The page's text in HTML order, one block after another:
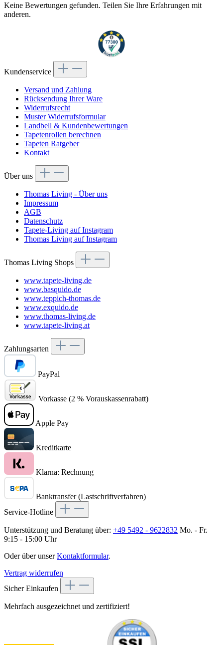
Keine Bewertungen gefunden. Teilen Sie Ihre Erfahrungen mit
anderen.
Kundenservice
Versand und Zahlung
Rücksendung Ihrer Ware
Widerrufsrecht
Muster Widerrufsformular
Landbell & Kundenbewertungen
Tapetenrollen berechnen
Tapeten Ratgeber
Kontakt
Über uns
Thomas Living - Über uns
Impressum
AGB
Datenschutz
Tapete-Living auf Instagram
Thomas Living auf Instagram
Thomas Living Shops
www.tapete-living.de
www.basquido.de
www.teppich-thomas.de
www.exquido.de
www.thomas-living.de
www.tapete-living.at
Zahlungsarten
PayPal
Vorkasse (2 % Vorauskassenrabatt)
Apple Pay
Kreditkarte
Klarna: Rechnung
Banktransfer (Lastschriftverfahren)
Service-Hotline
Unterstützung und Beratung über: +49 5492 - 9622832 Mo. - Fr.
9:15 - 15:00 Uhr
Oder über unserKontaktformular.
Vertrag widerrufen
Sicher Einkaufen
Mehrfach ausgezeichnet und zertifiziert!